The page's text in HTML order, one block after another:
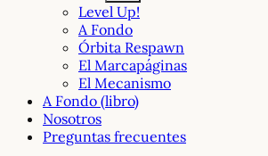
Level Up!
A Fondo
Órbita Respawn
El Marcapáginas
El Mecanismo
A Fondo (libro)
Nosotros
Preguntas frecuentes